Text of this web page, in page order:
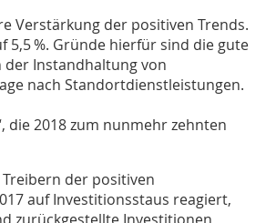
Verstärkung der positiven Trends.
%. Gründe hierfür sind die gute
Instandhaltung von
nach Standortdienstleistungen.
die 2018 zum nunmehr zehnten
der positiven
auf Investitionsstaus reagiert,